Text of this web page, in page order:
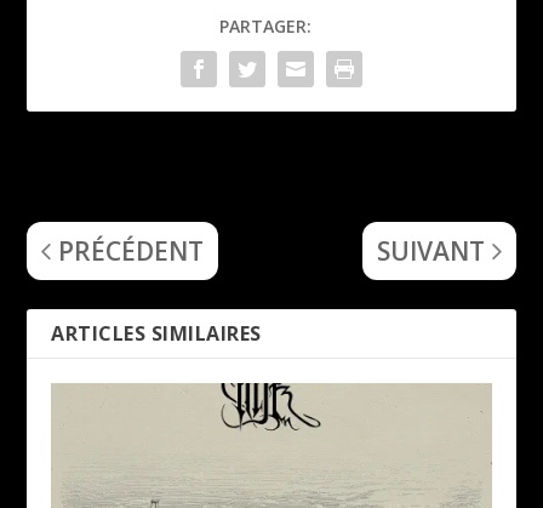
PARTAGER:
PRÉCÉDENT SUIVANT
ARTICLES SIMILAIRES